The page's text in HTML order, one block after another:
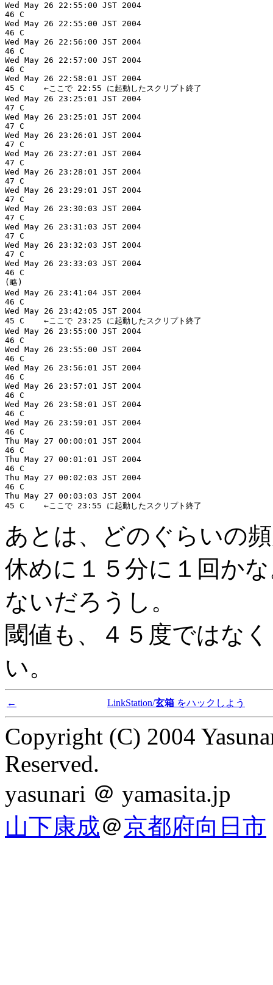
Wed May 26 22:55:00 JST 2004
46 C
Wed May 26 22:55:00 JST 2004
46 C
Wed May 26 22:56:00 JST 2004
46 C
Wed May 26 22:57:00 JST 2004
46 C
Wed May 26 22:58:01 JST 2004
45 C	←ここで 22:55 に起動したスクリプト終了
Wed May 26 23:25:01 JST 2004
47 C
Wed May 26 23:25:01 JST 2004
47 C
Wed May 26 23:26:01 JST 2004
47 C
Wed May 26 23:27:01 JST 2004
47 C
Wed May 26 23:28:01 JST 2004
47 C
Wed May 26 23:29:01 JST 2004
47 C
Wed May 26 23:30:03 JST 2004
47 C
Wed May 26 23:31:03 JST 2004
47 C
Wed May 26 23:32:03 JST 2004
47 C
Wed May 26 23:33:03 JST 2004
46 C
(略)
Wed May 26 23:41:04 JST 2004
46 C
Wed May 26 23:42:05 JST 2004
45 C	←ここで 23:25 に起動したスクリプト終了
Wed May 26 23:55:00 JST 2004
46 C
Wed May 26 23:55:00 JST 2004
46 C
Wed May 26 23:56:01 JST 2004
46 C
Wed May 26 23:57:01 JST 2004
46 C
Wed May 26 23:58:01 JST 2004
46 C
Wed May 26 23:59:01 JST 2004
46 C
Thu May 27 00:00:01 JST 2004
46 C
Thu May 27 00:01:01 JST 2004
46 C
Thu May 27 00:02:03 JST 2004
46 C
Thu May 27 00:03:03 JST 2004
あとは、どのぐらいの
休めに１５分に１回か
ないだろうし。
閾値も、４５度ではな
い。
← LinkStation/玄箱 をハックしよう
Copyright (C) 2004
Reserved.
yasunari ＠ yamasita.jp
山下康成＠京都府向日市